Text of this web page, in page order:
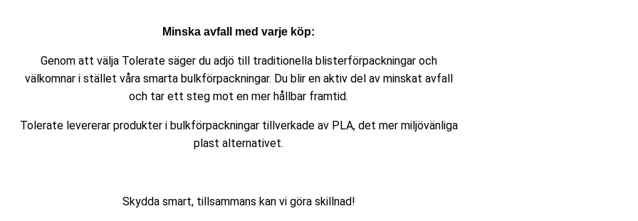
Minska avfall med varje köp:
Genom att välja Tolerate säger du adjö till traditionella blisterförpackningar och
välkomnar i stället våra smarta bulkförpackningar. Du blir en aktiv del av minskat avfall
och tar ett steg mot en mer hållbar framtid.
Tolerate levererar produkter i bulkförpackningar tillverkade av PLA, det mer miljövänliga
plast alternativet.
Skydda smart, tillsammans kan vi göra skillnad!